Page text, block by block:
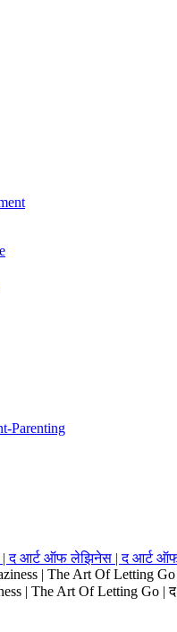
Parenting
| द आर्ट ऑफ लेझिनेस | द आर्ट ऑफ
| The Art Of Letting Go
| The Art Of Letting Go